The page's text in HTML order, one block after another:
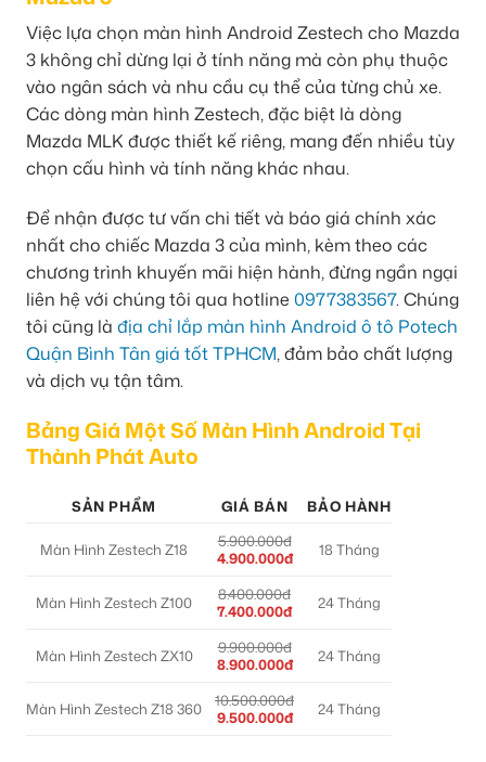
Việc lựa chọn màn hình Android Zestech cho Mazda
3 không chỉ dừng lại ở tính năng mà còn phụ thuộc
vào ngân sách và nhu cầu cụ thể của từng chủ xe.
Các dòng màn hình Zestech, đặc biệt là dòng
Mazda MLK được thiết kế riêng, mang đến nhiều tùy
chọn cấu hình và tính năng khác nhau.
Để nhận được tư vấn chi tiết và báo giá chính xác
nhất cho chiếc Mazda 3 của mình, kèm theo các
chương trình khuyến mãi hiện hành, đừng ngần ngại
liên hệ với chúng tôi qua hotline 0977383567. Chúng
tôi cũng là địa chỉ lắp màn hình Android ô tô Potech
Quận Bình Tân giá tốt TPHCM, đảm bảo chất lượng
và dịch vụ tận tâm.
Bảng Giá Một Số Màn Hình Android Tại
Thành Phát Auto
SẢN PHẨM GIÁ BÁN BẢO HÀNH
Màn Hình Zestech Z18
5.900.000đ
4.900.000đ
18 Tháng
Màn Hình Zestech Z100
8.400.000đ
7.400.000đ
24 Tháng
Màn Hình Zestech ZX10
9.900.000đ
8.900.000đ
24 Tháng
Màn Hình Zestech Z18 360
10.500.000đ
9.500.000đ
24 Tháng